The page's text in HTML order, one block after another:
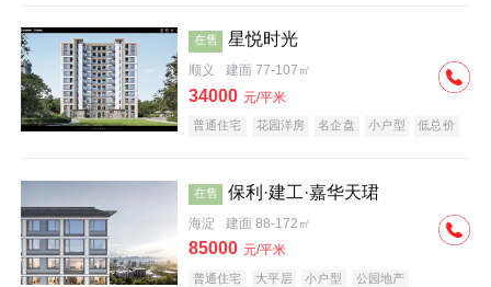
在售 星悦时光
顺义 建面 77-107㎡
34000 元/平米
普通住宅 花园洋房 名企盘 小户型 低总价
在售 保利·建工·嘉华天珺
海淀 建面 88-172㎡
85000 元/平米
普通住宅 大平层 小户型
公园地产